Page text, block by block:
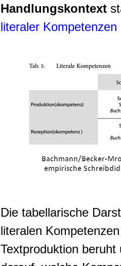
Handlungskontext
literaler Kompetenzen
Die tabellarische
literalen
Textproduktion